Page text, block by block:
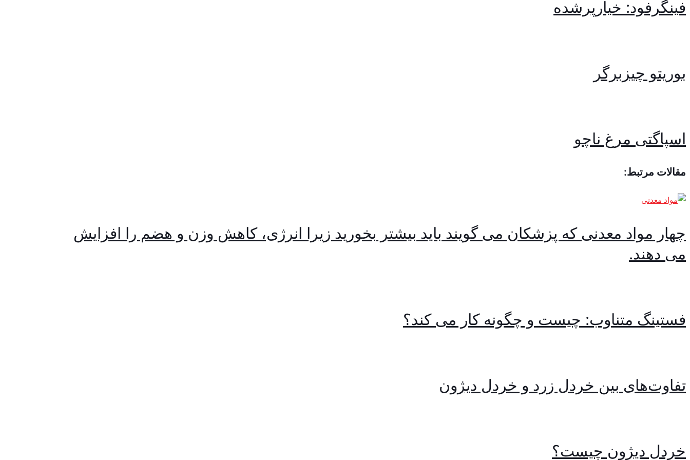
فینگرفود: خیارپرشده
بوریتو چیزبرگر
اسپاگتی مرغ ناچو
مقالات مرتبط:
چهار مواد معدنی که پزشکان می گویند باید بیشتر بخورید زیرا انرژی، کاهش وزن و هضم را افزایش
می دهند.
فستینگ متناوب: چیست و چگونه کار می کند؟
تفاوت‌های بین خردل زرد و خردل دیژون
خردل دیژون چیست؟